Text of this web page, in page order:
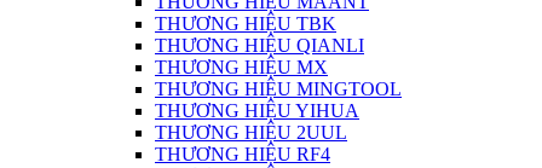
THƯƠNG HIỆU TBK
THƯƠNG HIỆU QIANLI
THƯƠNG HIỆU MX
THƯƠNG HIỆU MINGTOOL
THƯƠNG HIỆU YIHUA
THƯƠNG HIỆU 2UUL
THƯƠNG HIỆU RF4